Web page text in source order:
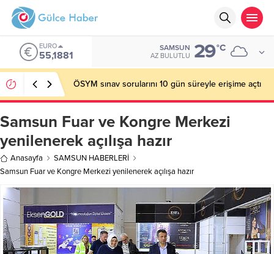
EURO
55,1881
SAMSUN
AZ BULUTLU 29°C
ÖSYM sınav sorularını 10 gün süreyle erişime açtı
Samsun Fuar ve Kongre Merkezi
yenilenerek açılışa hazır
Anasayfa
SAMSUN HABERLERİ
Samsun Fuar ve Kongre Merkezi yenilenerek açılışa hazır